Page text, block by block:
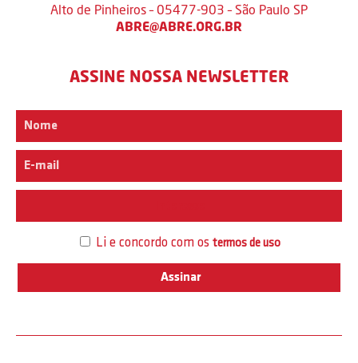
Alto de Pinheiros – 05477-903 – São Paulo SP
ABRE@ABRE.ORG.BR
ASSINE NOSSA NEWSLETTER
Li e concordo com os termos de uso